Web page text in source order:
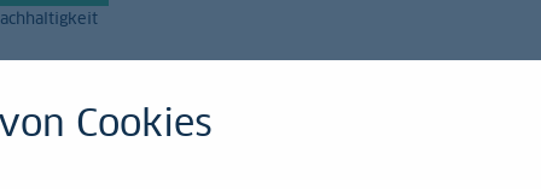
Cookies